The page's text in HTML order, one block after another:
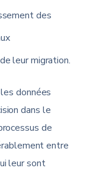
des
leur migration.
données
dans le
de
entre
leur sont